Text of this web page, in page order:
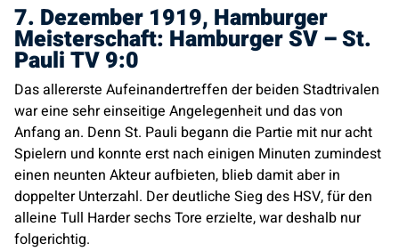
7. Dezember 1919, Hamburger
Meisterschaft: Hamburger SV – St.
Pauli TV 9:0
Das allererste Aufeinandertreffen der beiden Stadtrivalen
war eine sehr einseitige Angelegenheit und das von
Anfang an. Denn St. Pauli begann die Partie mit nur acht
Spielern und konnte erst nach einigen Minuten zumindest
einen neunten Akteur aufbieten, blieb damit aber in
doppelter Unterzahl. Der deutliche Sieg des HSV, für den
alleine Tull Harder sechs Tore erzielte, war deshalb nur
folgerichtig.